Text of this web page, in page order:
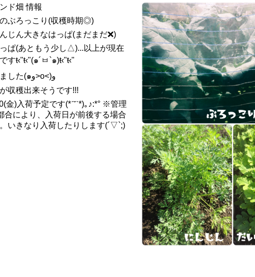
ド畑 情報
ぶろっこり(収穫時期◎)
じん大きなはっぱ(まだまだ❌)
ぱ(あともう少し△)...以上が現在
ŧ‹"ŧ‹"(๑´ㅂ`๑)ŧ‹"ŧ‹"
お待たせしました(๑و>o<)و
収穫出来そうです!!!
金)入荷予定です(*ˊ˘ˋ*)｡♪:*° ※管理
合により、入荷日が前後する場合
いきなり入荷したりします(´▽`;)